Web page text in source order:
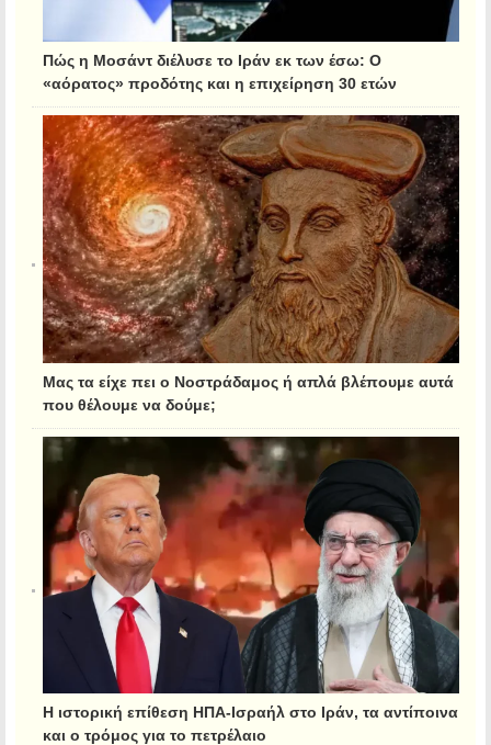
Πώς η Μοσάντ διέλυσε το Ιράν εκ των έσω: Ο
«αόρατος» προδότης και η επιχείρηση 30 ετών
Μας τα είχε πει ο Νοστράδαμος ή απλά βλέπουμε αυτά
που θέλουμε να δούμε;
Η ιστορική επίθεση ΗΠΑ-Ισραήλ στο Ιράν, τα αντίποινα
και ο τρόμος για το πετρέλαιο